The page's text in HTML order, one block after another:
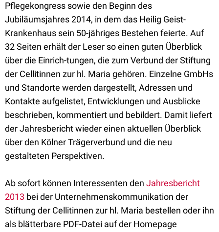
Pflegekongress sowie den Beginn des
Jubiläumsjahres 2014, in dem das Heilig Geist-
Krankenhaus sein 50-jähriges Bestehen feierte. Auf
32 Seiten erhält der Leser so einen guten Überblick
über die Einrich-tungen, die zum Verbund der Stiftung
der Cellitinnen zur hl. Maria gehören. Einzelne GmbHs
und Standorte werden dargestellt, Adressen und
Kontakte aufgelistet, Entwicklungen und Ausblicke
beschrieben, kommentiert und bebildert. Damit liefert
der Jahresbericht wieder einen aktuellen Überblick
über den Kölner Trägerverbund und die neu
gestalteten Perspektiven.
Ab sofort können Interessenten den Jahresbericht
2013 bei der Unternehmenskommunikation der
Stiftung der Cellitinnen zur hl. Maria bestellen oder ihn
als blätterbare PDF-Datei auf der Homepage